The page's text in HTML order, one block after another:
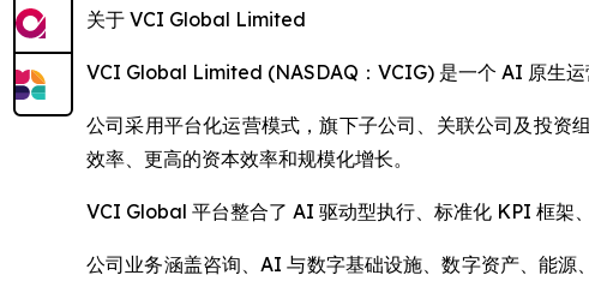
关于 VCI Global Limited
VCI Global Limited (NASDAQ：VCIG) 是一个 AI 原生运
公司采用平台化运营模式，旗下子公司、关联公司及投
效率、更高的资本效率和规模化增长。
VCI Global 平台整合了 AI 驱动型执行、标准化 KPI 框架
公司业务涵盖咨询、AI 与数字基础设施、数字资产、能